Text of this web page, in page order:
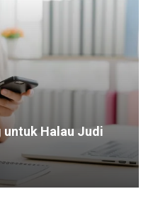
untuk Halau Judi